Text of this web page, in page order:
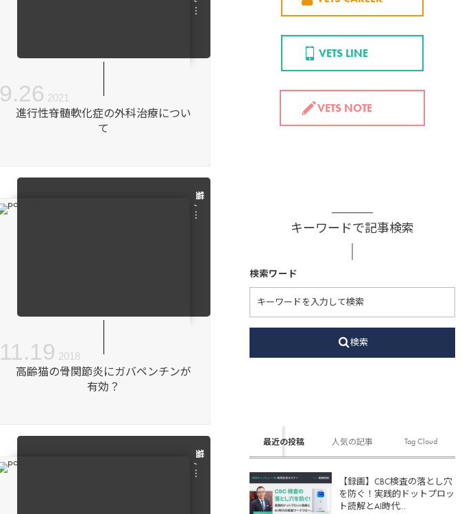
, …
進行性脊髄軟化症の外科治療につい
て
9.26 2021
猫
, …
高齢猫の骨関節炎にガバペンチンが
有効？
11.19 2018
猫
, …
VETS LINE
VETS NOTE
キーワードで記事検索
検索ワード
検索
最近の投稿 人気の記事 Tag Cloud
【録画】CBC検査の落とし穴
を防ぐ！実践的ドットプロッ
ト読解とAI時代...